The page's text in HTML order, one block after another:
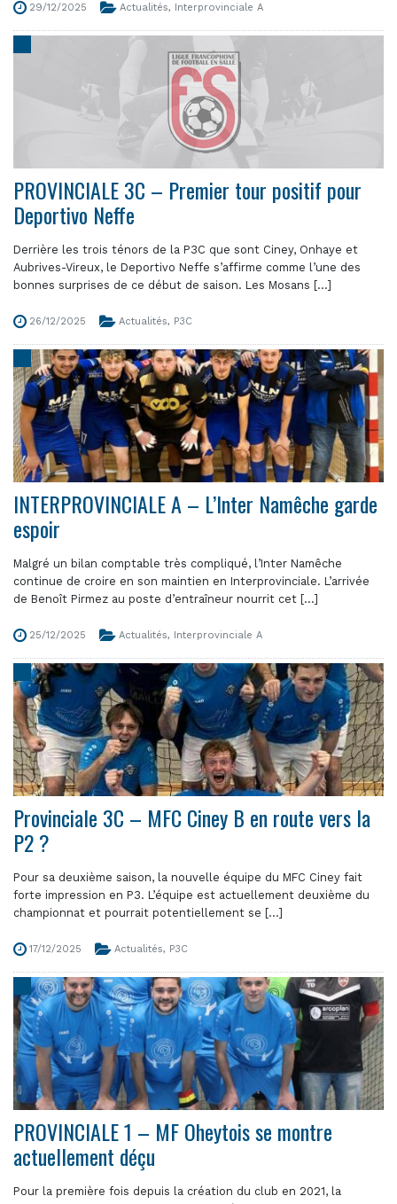
29/12/2025 Actualités, Interprovinciale A
PROVINCIALE 3C – Premier tour positif pour
Deportivo Neffe
Derrière les trois ténors de la P3C que sont Ciney, Onhaye et
Aubrives-Vireux, le Deportivo Neffe s’affirme comme l’une des
bonnes surprises de ce début de saison. Les Mosans [...]
26/12/2025 Actualités, P3C
INTERPROVINCIALE A – L’Inter Namêche garde
espoir
Malgré un bilan comptable très compliqué, l’Inter Namêche
continue de croire en son maintien en Interprovinciale. L’arrivée
de Benoît Pirmez au poste d’entraîneur nourrit cet [...]
25/12/2025 Actualités, Interprovinciale A
Provinciale 3C – MFC Ciney B en route vers la
P2 ?
Pour sa deuxième saison, la nouvelle équipe du MFC Ciney fait
forte impression en P3. L’équipe est actuellement deuxième du
championnat et pourrait potentiellement se [...]
17/12/2025 Actualités, P3C
PROVINCIALE 1 – MF Oheytois se montre
actuellement déçu
Pour la première fois depuis la création du club en 2021, la